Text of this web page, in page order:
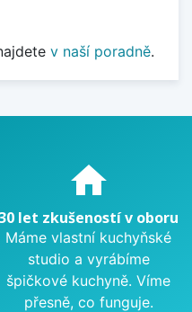
v naší poradně.
home
let zkušeností v oboru
Máme vlastní kuchyňské
studio a vyrábíme
špičkové kuchyně. Víme
přesně, co funguje.